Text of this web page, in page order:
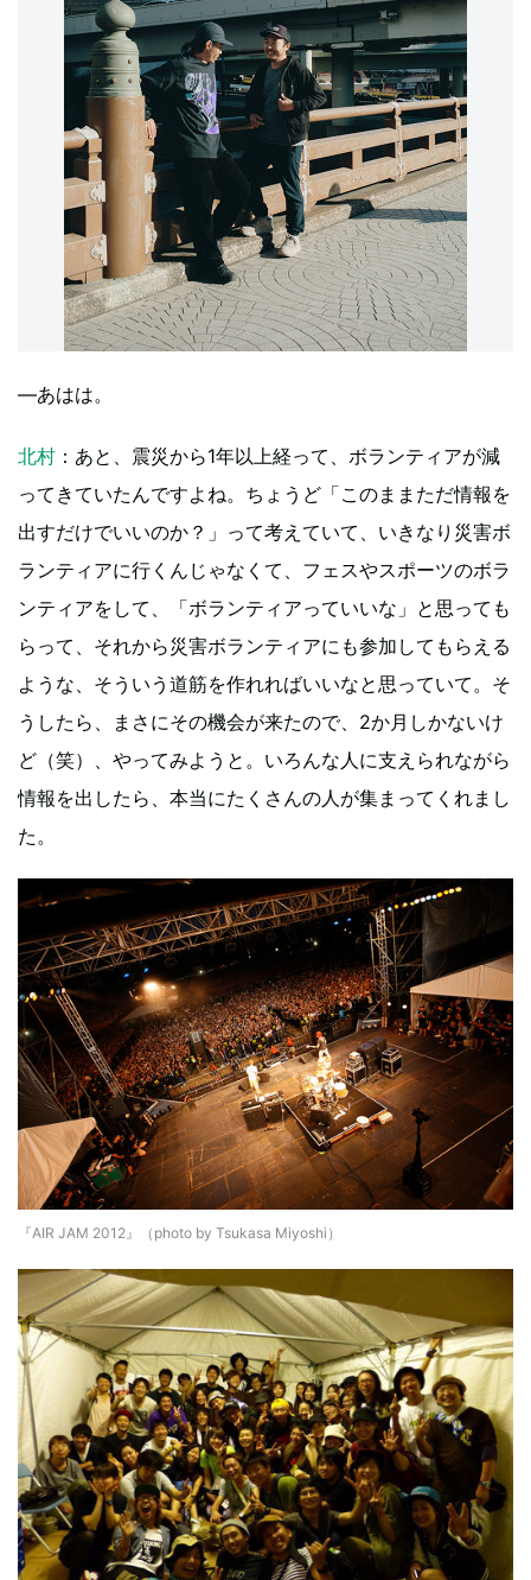
―あはは。
北村 ：あと、震災から1年以上経って、ボランティアが減
ってきていたんですよね。ちょうど「このままただ情報を
出すだけでいいのか？」って考えていて、いきなり災害ボ
ランティアに行くんじゃなくて、フェスやスポーツのボラ
ンティアをして、「ボランティアっていいな」と思っても
らって、それから災害ボランティアにも参加してもらえる
ような、そういう道筋を作れればいいなと思っていて。そ
うしたら、まさにその機会が来たので、2か月しかないけ
ど（笑）、やってみようと。いろんな人に支えられながら
情報を出したら、本当にたくさんの人が集まってくれまし
た。
『AIR JAM 2012』（photo by Tsukasa Miyoshi）